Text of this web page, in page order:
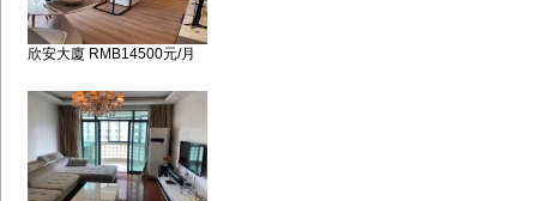
欣安大廈 RMB14500元/月